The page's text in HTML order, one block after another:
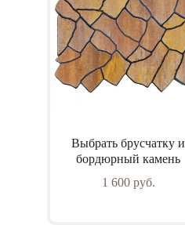
Выбрать брусчатку и
бордюрный камень
1 600 руб.